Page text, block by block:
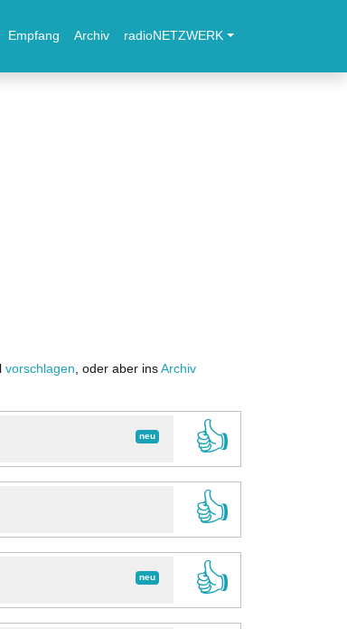
Empfang Archiv radioNETZWERK
vorschlagen , oder aber ins Archiv
neu
👍
👍
neu
👍